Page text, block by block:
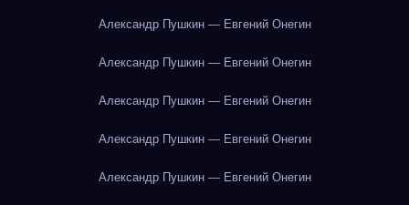
Александр Пушкин — Евгений Онегин
Александр Пушкин — Евгений Онегин
Александр Пушкин — Евгений Онегин
Александр Пушкин — Евгений Онегин
Александр Пушкин — Евгений Онегин